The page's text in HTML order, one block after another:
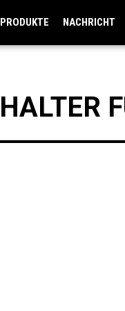
PRODUKTE NACHRICHT
HALTER